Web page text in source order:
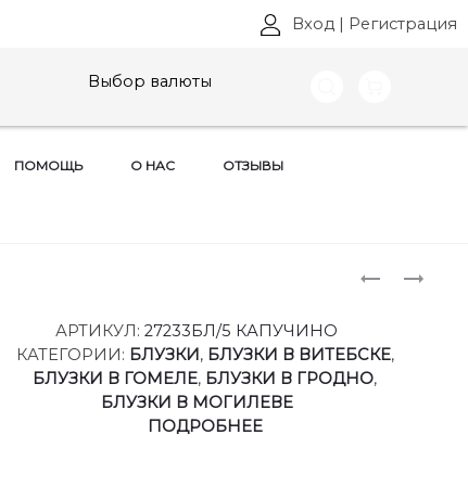
Вход | Регистрация
Выбор валюты
ПОМОЩЬ О НАС ОТЗЫВЫ
БЛУЗКИ
АРТ:
ЮБКИ
АРТ:
АРТИКУЛ:27233БЛ/5 КАПУЧИНО
КАТЕГОРИИ: БЛУЗКИ, БЛУЗКИ В ВИТЕБСКЕ,
БЛУЗКИ В ГОМЕЛЕ, БЛУЗКИ В ГРОДНО,
БЛУЗКИ В МОГИЛЕВЕ
ПОДРОБНЕЕ